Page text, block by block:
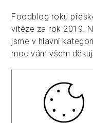
Foodblog roku
vítěze za rok 2019.
jsme v hlavní
moc vám všem